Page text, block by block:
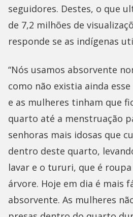
seguidores. Destes, o que
de 7,2 milhões de
responde se as indígenas
“Nós usamos absorvente
como não existia ainda
e as mulheres tinham que
quarto até a menstruação
senhoras mais idosas que
dentro deste quarto,
lavar e o tururi, que é
árvore. Hoje em dia é mais
absorvente. As mulheres